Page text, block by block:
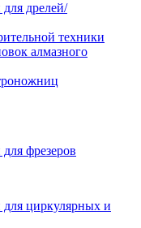
дрелей/
техники
алмазного
фрезеров
циркулярных и